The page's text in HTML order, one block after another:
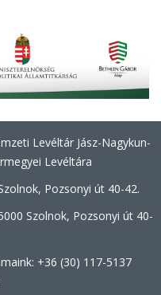
Levéltár Jász-Nagykun-
Levéltára
Pozsonyi út 40-42.
Szolnok, Pozsonyi út 40-
+36 (30) 117-5137